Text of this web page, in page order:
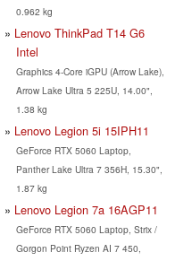
0.962 kg
Lenovo ThinkPad T14 G6
Intel
Graphics 4-Core iGPU (Arrow Lake),
Arrow Lake Ultra 5 225U, 14.00",
1.38 kg
Lenovo Legion 5i 15IPH11
GeForce RTX 5060 Laptop,
Panther Lake Ultra 7 356H, 15.30",
1.87 kg
Lenovo Legion 7a 16AGP11
GeForce RTX 5060 Laptop, Strix /
Gorgon Point Ryzen AI 7 450,